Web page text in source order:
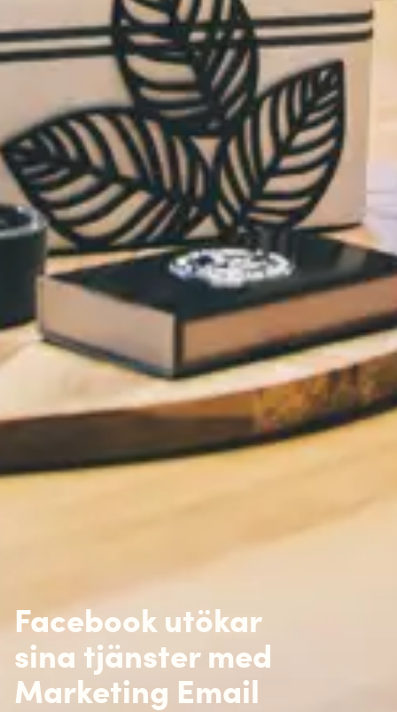
Facebook utökar
sina tjänster med
Marketing Email